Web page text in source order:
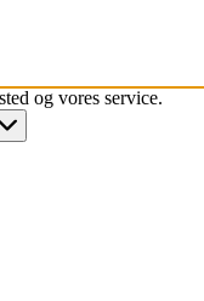
og vores service.